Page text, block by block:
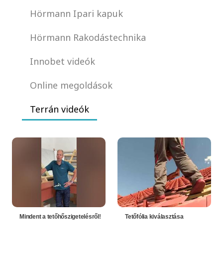
Hörmann Ipari kapuk
Hörmann Rakodástechnika
Innobet videók
Online megoldások
Terrán videók
Mindent a tetőhőszigetelésről! Tetőfólia kiválasztása